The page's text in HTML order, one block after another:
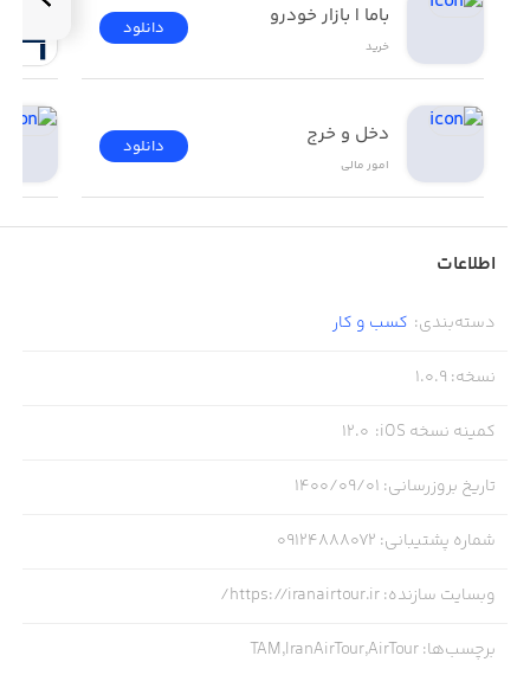
باما | بازار خودرو
خرید
دانلود
دخل و خرج
امور ‌مالی
دانلود
اطلاعات
دسته‌بندی: کسب‌ و ‌کار
نسخه:
1.0.9
کمینه نسخه iOS :
12.0
تاریخ بروزرسانی: ۱۴۰۰/۰۹/۰۱
شماره پشتیبانی:
09124888072
وبسایت سازنده:
https://iranairtour.ir/
برچسب‌ها:
TAM,IranAirTour,AirTour